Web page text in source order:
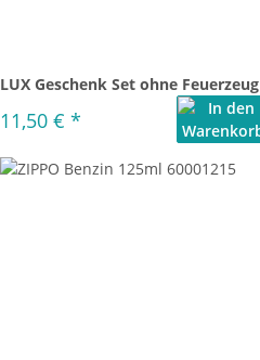
LUX Geschenk Set ohne Feuerzeug
11,50 € *